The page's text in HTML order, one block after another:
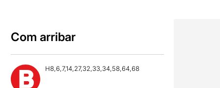
Com arribar
H8,6,7,14,27,32,33,34,58,64,68